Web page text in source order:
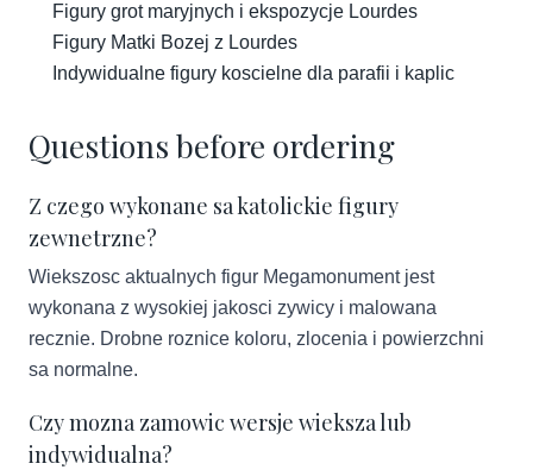
Figury grot maryjnych i ekspozycje Lourdes
Figury Matki Bozej z Lourdes
Indywidualne figury koscielne dla parafii i kaplic
Questions before ordering
Z czego wykonane sa katolickie figury
zewnetrzne?
Wiekszosc aktualnych figur Megamonument jest
wykonana z wysokiej jakosci zywicy i malowana
recznie. Drobne roznice koloru, zlocenia i powierzchni
sa normalne.
Czy mozna zamowic wersje wieksza lub
indywidualna?